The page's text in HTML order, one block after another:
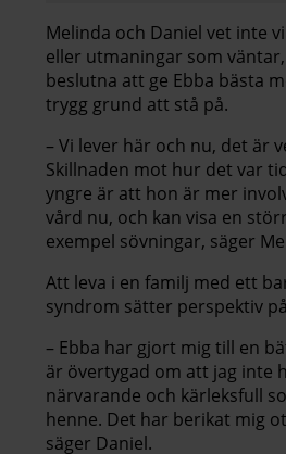
Melinda och Daniel vet inte
eller utmaningar som
beslutna att ge Ebba bästa
trygg grund att stå på.
– Vi lever här och nu, det är
Skillnaden mot hur det var
yngre är att hon är mer
vård nu, och kan visa en
exempel sövningar, säger
Att leva i en familj med ett
syndrom sätter perspektiv
– Ebba har gjort mig till en
är övertygad om att jag inte
närvarande och kärleksfull
henne. Det har berikat mig
säger Daniel.